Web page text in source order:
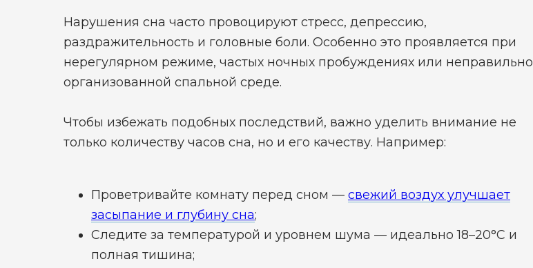
Нарушения сна часто провоцируют стресс, депрессию,
раздражительность и головные боли. Особенно это проявляется при
нерегулярном режиме, частых ночных пробуждениях или неправильно
организованной спальной среде.
Чтобы избежать подобных последствий, важно уделить внимание не
только количеству часов сна, но и его качеству. Например:
Проветривайте комнату перед сном — свежий воздух улучшает
засыпание и глубину сна;
Следите за температурой и уровнем шума — идеально 18–20°C и
полная тишина;